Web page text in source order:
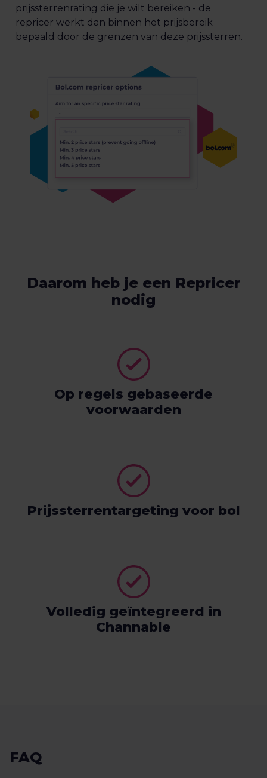
prijssterrenrating die je wilt bereiken - de
repricer werkt dan binnen het prijsbereik
bepaald door de grenzen van deze prijssterren.
Daarom heb je een Repricer
nodig
Op regels gebaseerde
voorwaarden
Prijssterrentargeting voor bol
Volledig geïntegreerd in
Channable
FAQ